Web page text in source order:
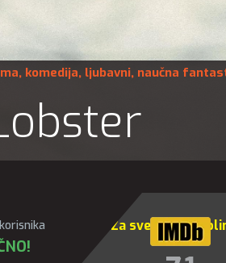
, komedija, ljubavni, naučna
Za sve opcije